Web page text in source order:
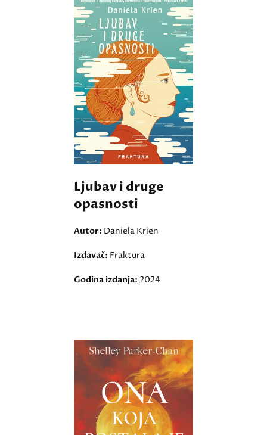
Ljubav i druge
opasnosti
Autor: Daniela Krien
Izdavač: Fraktura
Godina izdanja: 2024